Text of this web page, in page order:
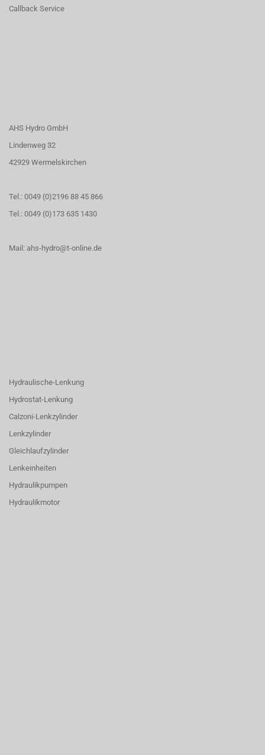
Callback Service
AHS Hydro GmbH
Lindenweg 32
42929 Wermelskirchen
Tel.: 0049 (0)2196 88 45 866
Tel.: 0049 (0)173 635 1430
Mail: ahs-hydro@t-online.de
Hydraulische-Lenkung
Hydrostat-Lenkung
Calzoni-Lenkzylinder
Lenkzylinder
Gleichlaufzylinder
Lenkeinheiten
Hydraulikpumpen
Hydraulikmotor